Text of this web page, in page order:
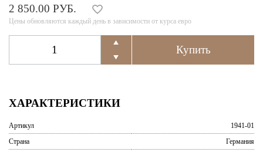
2 850.00 РУБ.
Цены обновляются каждый день в зависимости от курса евро
ХАРАКТЕРИСТИКИ
Артикул
1941-01
Страна
Германия